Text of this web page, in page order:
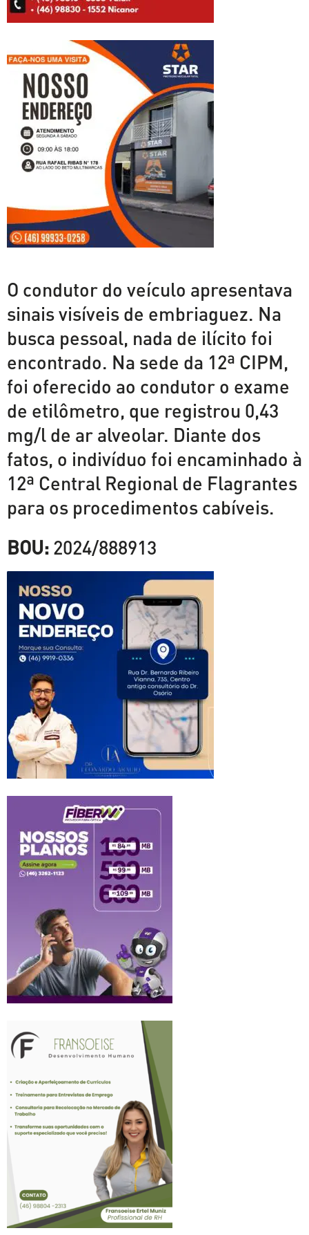
O condutor do veículo apresentava
sinais visíveis de embriaguez. Na
busca pessoal, nada de ilícito foi
encontrado. Na sede da 12ª CIPM,
foi oferecido ao condutor o exame
de etilômetro, que registrou 0,43
mg/l de ar alveolar. Diante dos
fatos, o indivíduo foi encaminhado à
12ª Central Regional de Flagrantes
para os procedimentos cabíveis.
BOU: 2024/888913